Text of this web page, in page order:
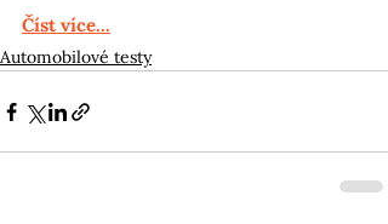
Číst více...
Automobilové testy